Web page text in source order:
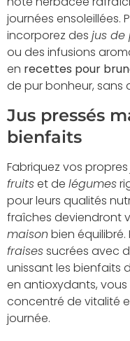
journées ensoleillées.
incorporez des jus de
ou des infusions
en recettes pour
de pur bonheur, sans
Jus pressés
bienfaits
Fabriquez vos propres
fruitset de légumes
pour leurs qualités
fraîches deviendront
maison bien
fraisessucrées avec
unissant les bienfaits
en antioxydants,
concentré de vitalité
journée.